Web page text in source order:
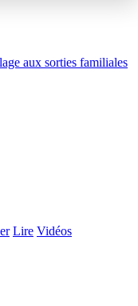
aux sorties familiales
Lire Vidéos